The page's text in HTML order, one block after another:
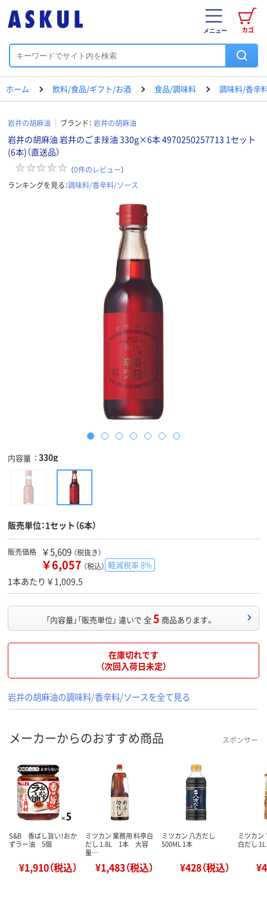
カゴ
メニュー
ホーム 飲料/食品/ギフト/お酒 食品/調味料 調味料/香辛
岩井の胡麻油 ブランド： 岩井の胡麻油
岩井の胡麻油 岩井のごま辣油 330g×6本 4970250257713 1セット
(6本)（直送品）
（0件のレビュー）
ランキングを見る：調味料/香辛料/ソース
内容量 330g
販売単位：1セット（6本）
販売価格 ￥5,609 （税抜き）
￥6,057 （税込） 軽減税率 8%
1本あたり￥1,009.5
「内容量」「販売単位」 違いで 全5 商品あります。
在庫切れです
（次回入荷日未定）
岩井の胡麻油の調味料/香辛料/ソースを全て見る
メーカーからのおすすめ商品 スポンサー
S&B 香ばし旨い！おか
ずラー油 5個
¥1,910（税込）
ミツカン 業務用 料亭白
だし 1.8L 1本 大容
量…
¥1,483（税込）
ミツカン 八方だし
500ML 1本
¥428（税込）
ミツカン
白だし